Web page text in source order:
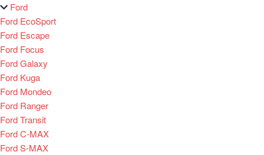
Ford
Ford EcoSport
Ford Escape
Ford Focus
Ford Galaxy
Ford Kuga
Ford Mondeo
Ford Ranger
Ford Transit
Ford C-MAX
Ford S-MAX